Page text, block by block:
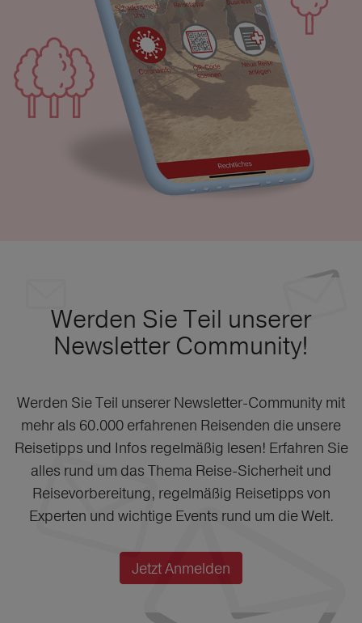
Werden Sie Teil unserer
Newsletter Community!
Werden Sie Teil unserer Newsletter-Community mit
mehr als 60.000 erfahrenen Reisenden die unsere
Reisetipps und Infos regelmäßig lesen! Erfahren Sie
alles rund um das Thema Reise-Sicherheit und
Reisevorbereitung, regelmäßig Reisetipps von
Experten und wichtige Events rund um die Welt.
Jetzt Anmelden